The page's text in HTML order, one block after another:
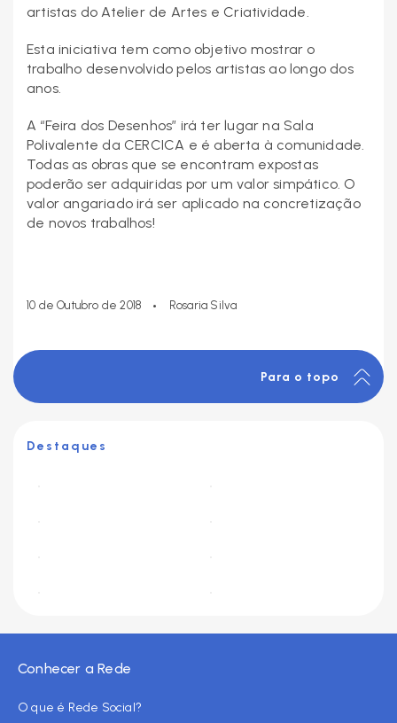
artistas do Atelier de Artes e Criatividade.
Esta iniciativa tem como objetivo mostrar o
trabalho desenvolvido pelos artistas ao longo dos
anos.
A “Feira dos Desenhos” irá ter lugar na Sala
Polivalente da CERCICA e é aberta à comunidade.
Todas as obras que se encontram expostas
poderão ser adquiridas por um valor simpático. O
valor angariado irá ser aplicado na concretização
de novos trabalhos!
10 de Outubro de 2018 • Rosaria Silva
Para o topo
Destaques
Conhecer a Rede
O que é Rede Social?